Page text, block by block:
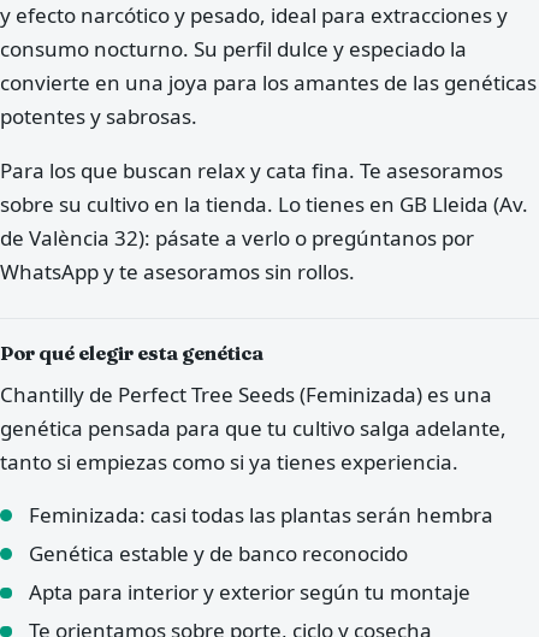
y efecto narcótico y pesado, ideal para extracciones y
consumo nocturno. Su perfil dulce y especiado la
convierte en una joya para los amantes de las genéticas
potentes y sabrosas.
Para los que buscan relax y cata fina. Te asesoramos
sobre su cultivo en la tienda. Lo tienes en GB Lleida (Av.
de València 32): pásate a verlo o pregúntanos por
WhatsApp y te asesoramos sin rollos.
Por qué elegir esta genética
Chantilly de Perfect Tree Seeds (Feminizada) es una
genética pensada para que tu cultivo salga adelante,
tanto si empiezas como si ya tienes experiencia.
Feminizada: casi todas las plantas serán hembra
Genética estable y de banco reconocido
Apta para interior y exterior según tu montaje
Te orientamos sobre porte, ciclo y cosecha